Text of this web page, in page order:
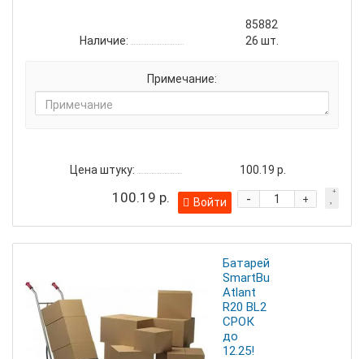
85882
Наличие:
26 шт.
Примечание:
Цена штуку: 100.19 р.
100.19 р. +
-
Войти
Батарейка
SmartBuy
Atlant
R20 BL2
СРОК
до
12.25!